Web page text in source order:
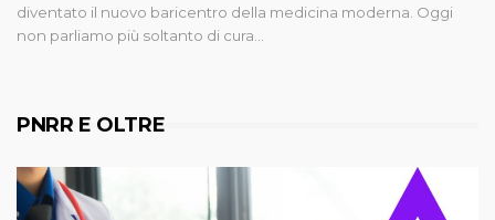
diventato il nuovo baricentro della medicina moderna. Oggi
non parliamo più soltanto di cura…
PNRR E OLTRE